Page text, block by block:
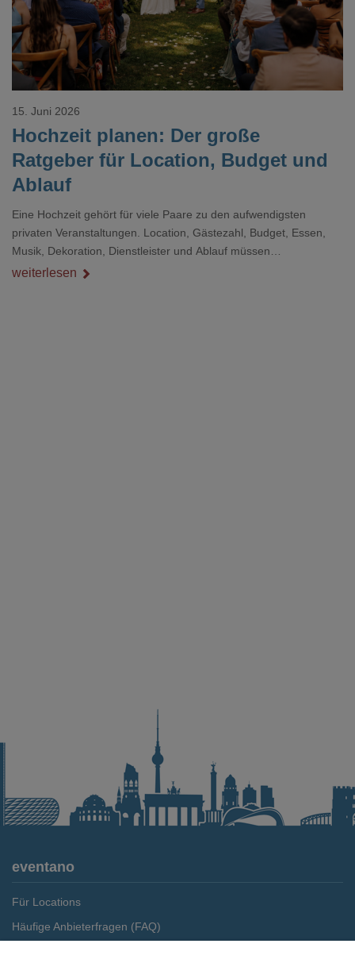
Hochzeit planen: Der große
Ratgeber für Location, Budget und
Ablauf
15. Juni 2026
Eine Hochzeit gehört für viele Paare zu den aufwendigsten
privaten Veranstaltungen. Location, Gästezahl, Budget, Essen,
Musik, Dekoration, Dienstleister und Ablauf müssen
zusammenpassen, damit der Tag gut organisiert ist und trotzdem
weiterlesen
eventano
Für Locations
Häufige Anbieterfragen (FAQ)